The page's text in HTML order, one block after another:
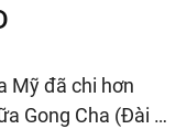
Mỹ đã chi hơn
Gong Cha (Đài …